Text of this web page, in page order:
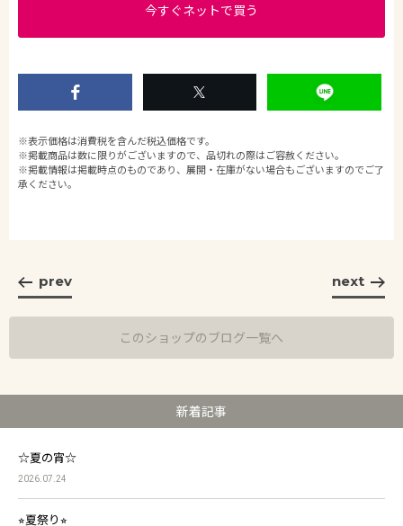
今すぐネットで買う
※表示価格は消費税を含んだ税込価格です。
※掲載商品は数に限りがございますので、品切れの際はご容赦ください。
※掲載情報は掲載時点のものであり、展開・在庫がない場合もございますのでご了
承ください。
prev next
このショップのブログ一覧へ
新着記事
☆夏の宵☆
2026.07.24
⭐︎夏祭り⭐︎